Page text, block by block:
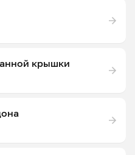
крышки